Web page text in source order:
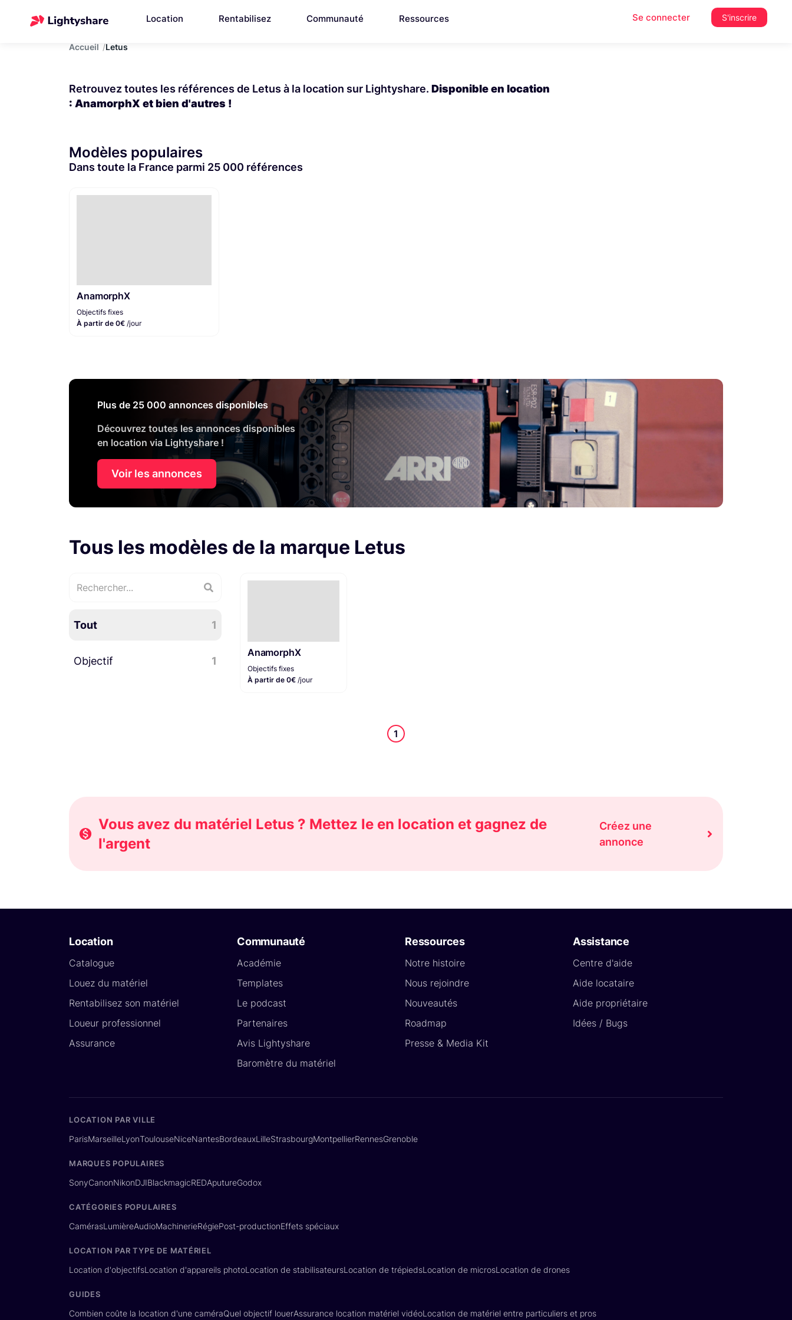
Location Rentabilisez Communauté Ressources Se connecter S'inscrire
Accueil Letus
Retrouvez toutes les références de Letus à la location sur Lightyshare. Disponible en location
: AnamorphX et bien d'autres !
Modèles populaires
Dans toute la France parmi 25 000 références
AnamorphX
Objectifs fixes
À partir de 0€ /jour
Plus de 25 000 annonces disponibles
Découvrez toutes les annonces disponibles
en location via Lightyshare !
Voir les annonces
Tous les modèles de la marque Letus
Tout 1
Objectif 1
AnamorphX
Objectifs fixes
À partir de 0€ /jour
1
Vous avez du matériel Letus ? Mettez le en location et gagnez de
l'argent
Créez une
annonce
Location
Catalogue
Louez du matériel
Rentabilisez son matériel
Loueur professionnel
Assurance
Communauté
Académie
Templates
Le podcast
Partenaires
Avis Lightyshare
Baromètre du matériel
Ressources
Notre histoire
Nous rejoindre
Nouveautés
Roadmap
Presse & Media Kit
Assistance
Centre d'aide
Aide locataire
Aide propriétaire
Idées / Bugs
LOCATION PAR VILLE
ParisMarseilleLyonToulouseNiceNantesBordeauxLilleStrasbourgMontpellierRennesGrenoble
MARQUES POPULAIRES
SonyCanonNikonDJIBlackmagicREDAputureGodox
CATÉGORIES POPULAIRES
CamérasLumièreAudioMachinerieRégiePost-productionEffets spéciaux
LOCATION PAR TYPE DE MATÉRIEL
Location d'objectifsLocation d'appareils photoLocation de stabilisateursLocation de trépiedsLocation de microsLocation de drones
GUIDES
Combien coûte la location d'une caméraQuel objectif louerAssurance location matériel vidéoLocation de matériel entre particuliers et pros